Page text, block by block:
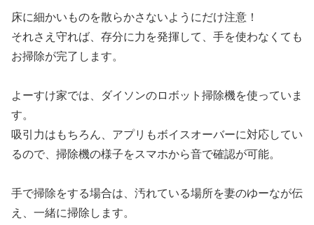
床に細かいものを散らかさないようにだけ注意！
それさえ守れば、存分に力を発揮して、手を使わなくても
お掃除が完了します。
よーすけ家では、ダイソンのロボット掃除機を使っていま
す。
吸引力はもちろん、アプリもボイスオーバーに対応してい
るので、掃除機の様子をスマホから音で確認が可能。
手で掃除をする場合は、汚れている場所を妻のゆーなが伝
え、一緒に掃除します。